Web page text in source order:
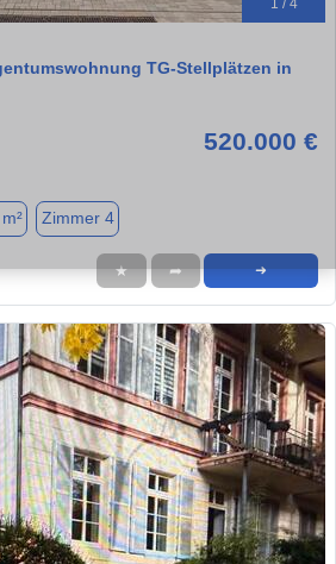
1 / 4
TG-Stellplätzen in
520.000 €
Zimmer 4
★ ➦ ➜